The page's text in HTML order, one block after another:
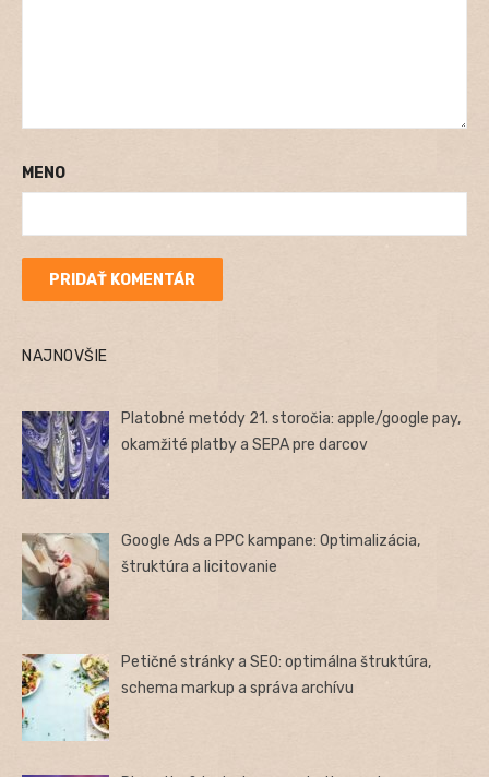
MENO
NAJNOVŠIE
Platobné metódy 21. storočia: apple/google pay,
okamžité platby a SEPA pre darcov
Google Ads a PPC kampane: Optimalizácia,
štruktúra a licitovanie
Petičné stránky a SEO: optimálna štruktúra,
schema markup a správa archívu